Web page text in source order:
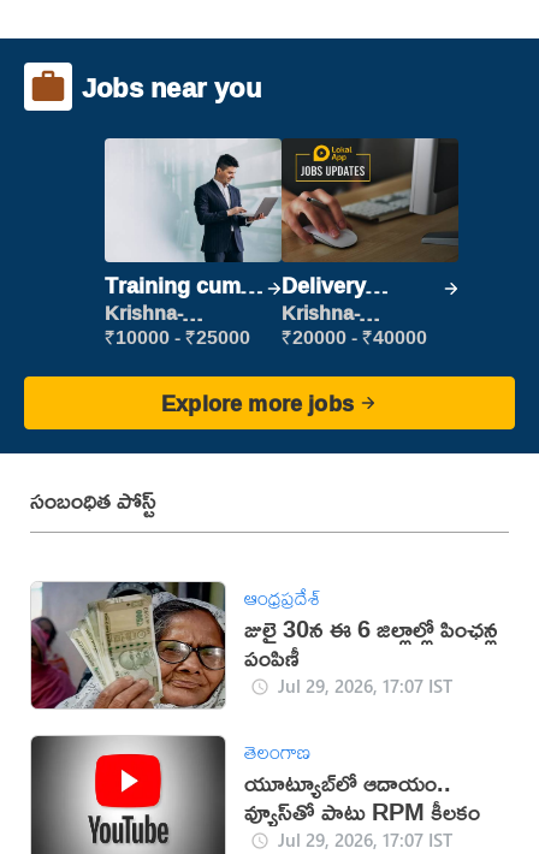
Jobs near you
Training cum
Placement
Krishna-
vijayawada
₹10000 - ₹25000
Delivery
Executive
Krishna-
vijayawada
₹20000 - ₹40000
Explore more jobs
సంబంధిత పోస్ట్
ఆంధ్రప్రదేశ్
జులై 30న ఈ 6 జిల్లాల్లో పింఛన్ల
పంపిణీ
Jul 29, 2026, 17:07 IST
తెలంగాణ
యూట్యూబ్‌లో ఆదాయం..
వ్యూస్‌తో పాటు RPM కీలకం
Jul 29, 2026, 17:07 IST